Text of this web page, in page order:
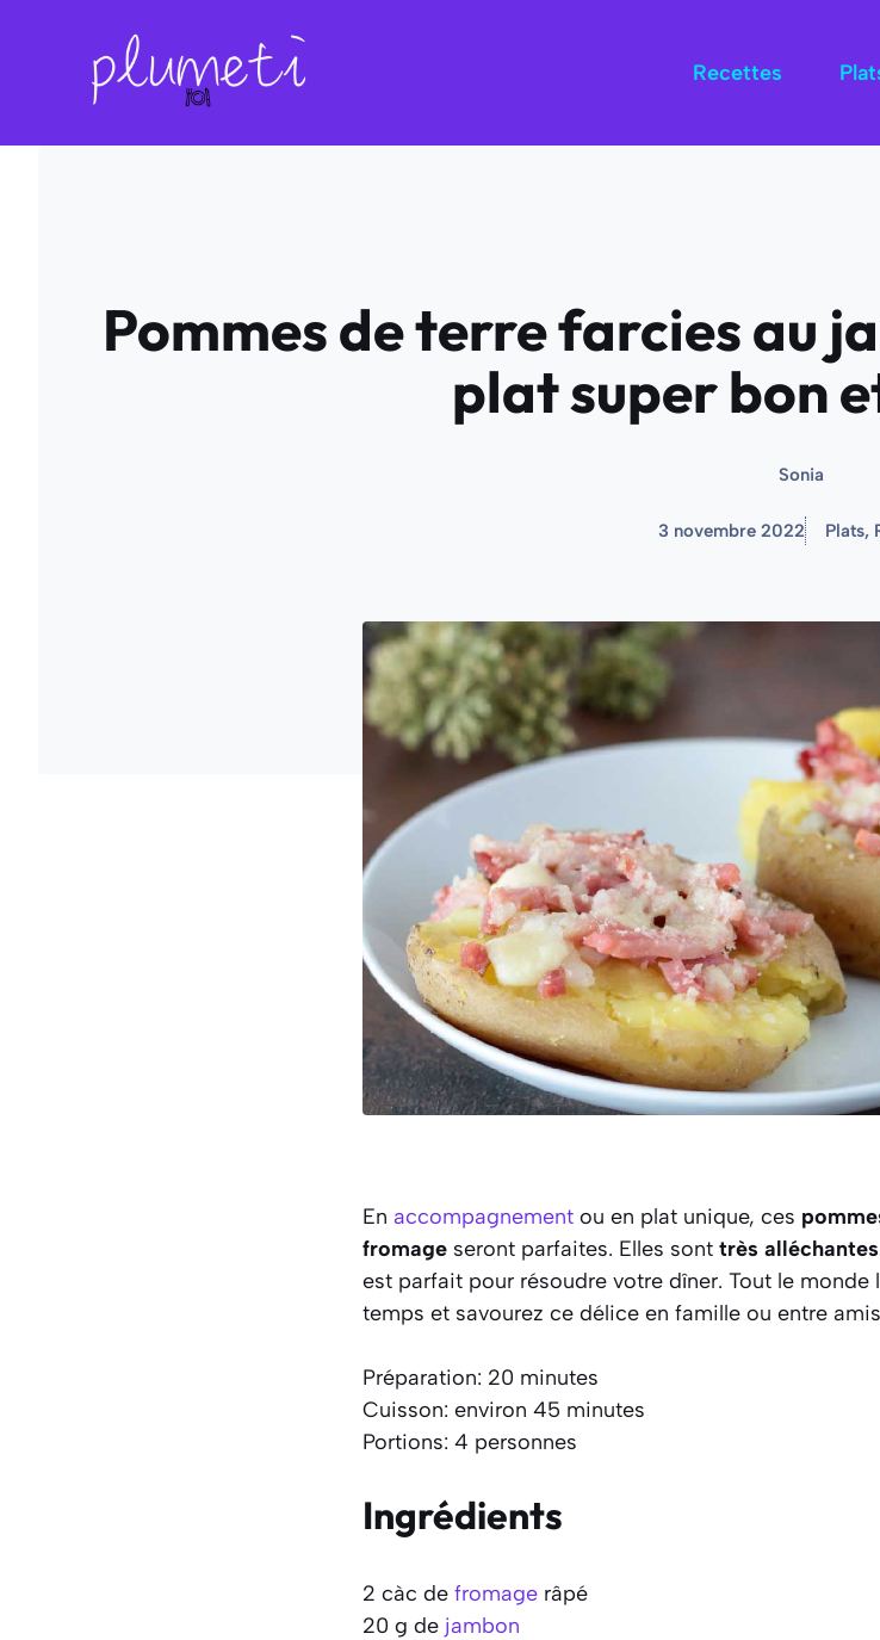
Recettes
Pommes de terre farcies au
plat super bon
Sonia
3 novembre 2022 Plats,
En accompagnement ou en plat unique, ces
fromage seront parfaites. Elles sont très alléchantes
est parfait pour résoudre votre dîner. Tout le monde
temps et savourez ce délice en famille ou entre
Préparation: 20 minutes
Cuisson: environ 45 minutes
Portions: 4 personnes
Ingrédients
2 càc de fromage râpé
20 g de jambon